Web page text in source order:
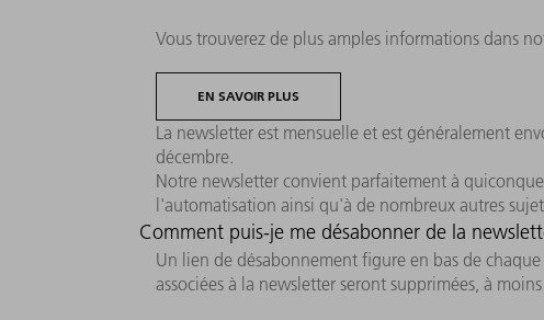
Vous trouverez de plus amples informations dans
EN SAVOIR PLUS
La newsletter est mensuelle et est généralement
décembre.
Notre newsletter convient parfaitement à
l'automatisation ainsi qu'à de nombreux autres
Comment puis-je me désabonner de la
Un lien de désabonnement figure en bas de
associées à la newsletter seront supprimées, à